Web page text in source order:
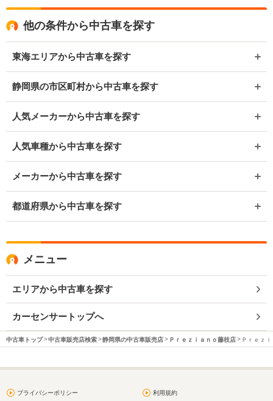
他の条件から中古車を探す
東海エリアから中古車を探す
静岡県の市区町村から中古車を探す
人気メーカーから中古車を探す
人気車種から中古車を探す
メーカーから中古車を探す
都道府県から中古車を探す
メニュー
エリアから中古車を探す
カーセンサートップへ
中古車トップ 中古車販売店検索 静岡県の中古車販売店 Ｐｒｅｚｉａｎｏ藤枝店 Ｐｒｅｚ
プライバシーポリシー 利用規約